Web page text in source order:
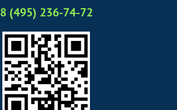
8 (495) 236-74-72